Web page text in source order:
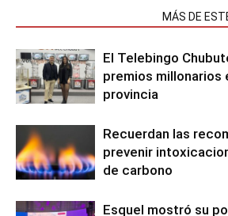
MÁS DE
El Telebingo
premios millonarios
provincia
Recuerdan las
prevenir
de carbono
Esquel mostró su